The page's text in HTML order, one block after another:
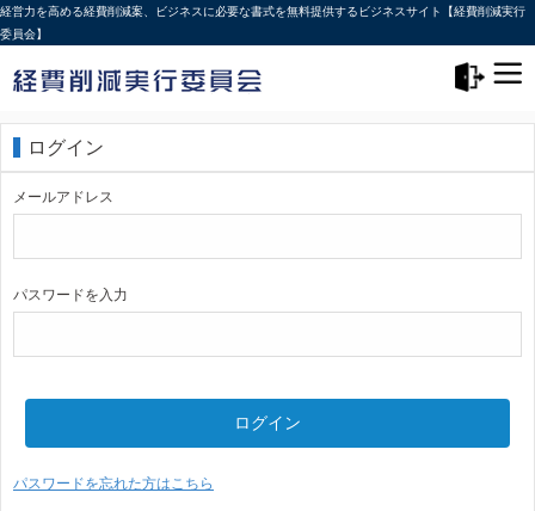
経営力を高める経費削減案、ビジネスに必要な書式を無料提供するビジネスサイト【経費削減実行
委員会】
ログイン
メールアドレス
パスワードを入力
ログイン
パスワードを忘れた方はこちら